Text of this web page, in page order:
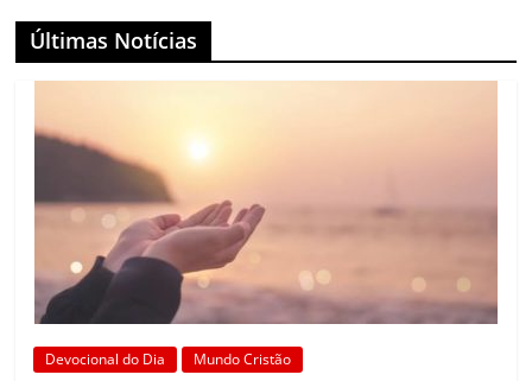
Últimas Notícias
Devocional do Dia Mundo Cristão